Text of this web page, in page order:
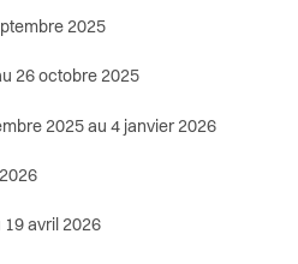
2025
26 octobre 2025
2025 au 4 janvier 2026
19 avril 2026